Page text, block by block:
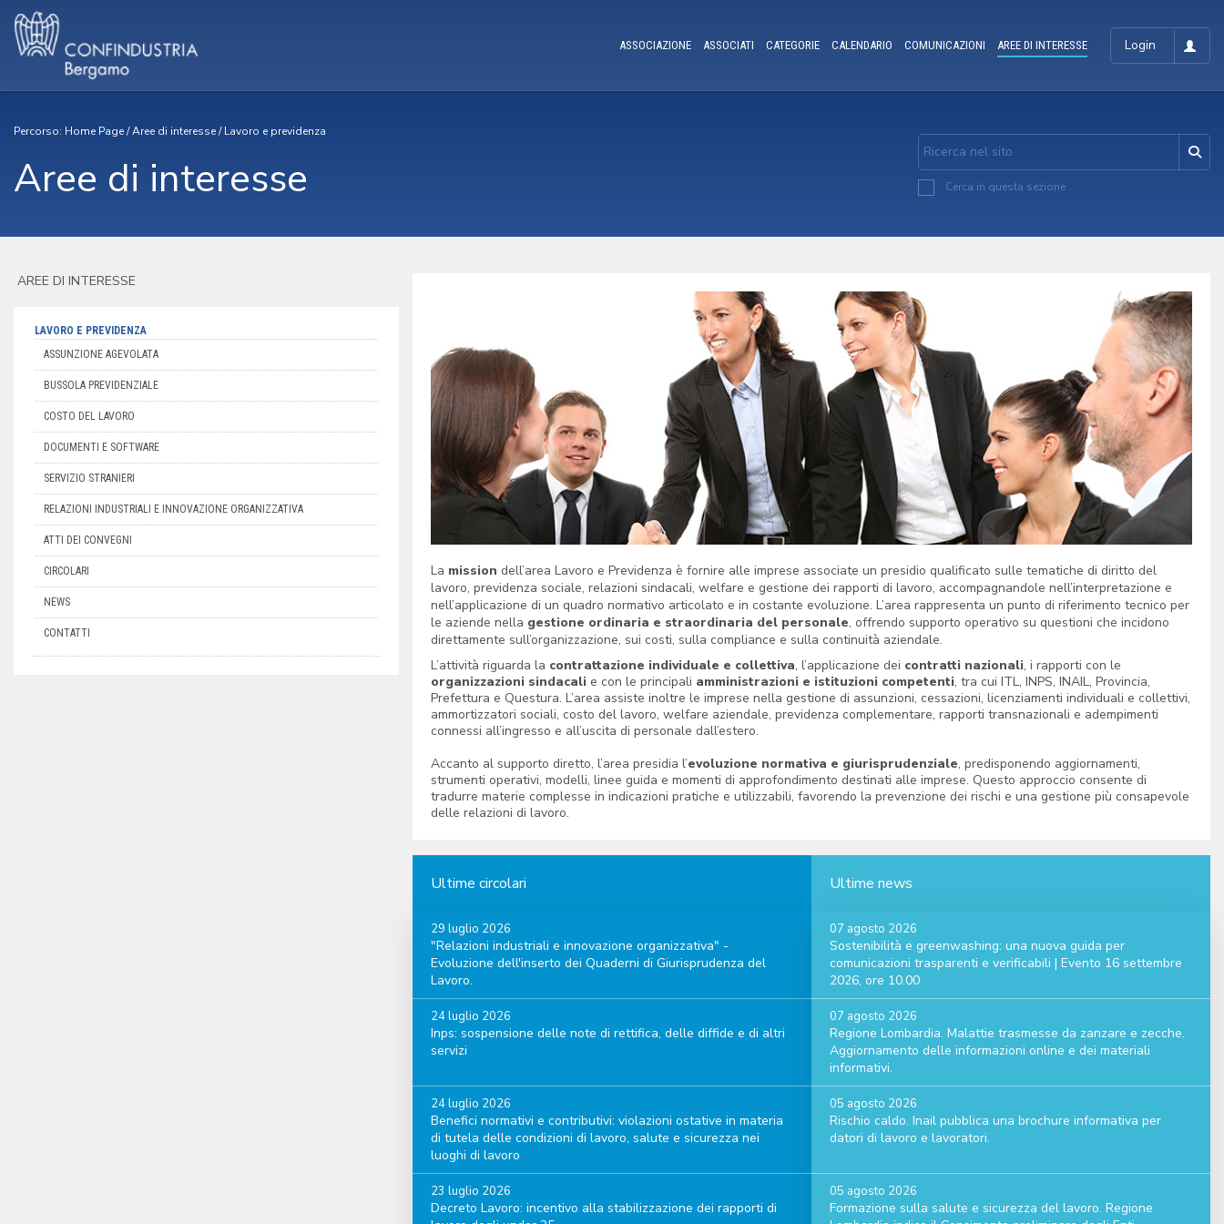
Login
ASSOCIAZIONE ASSOCIATI CATEGORIE CALENDARIO COMUNICAZIONI AREE DI INTERESSE
Percorso: Home Page/Aree di interesse/Lavoro e previdenza
Aree di interesse Cerca in questa sezione
AREE DI INTERESSE
LAVORO E PREVIDENZA
ASSUNZIONE AGEVOLATA
BUSSOLA PREVIDENZIALE
COSTO DEL LAVORO
DOCUMENTI E SOFTWARE
SERVIZIO STRANIERI
RELAZIONI INDUSTRIALI E INNOVAZIONE ORGANIZZATIVA
ATTI DEI CONVEGNI
CIRCOLARI
NEWS
CONTATTI
La mission dell’area Lavoro e Previdenza è fornire alle imprese associate un presidio qualificato sulle tematiche di diritto del
lavoro, previdenza sociale, relazioni sindacali, welfare e gestione dei rapporti di lavoro, accompagnandole nell’interpretazione e
nell’applicazione di un quadro normativo articolato e in costante evoluzione. L’area rappresenta un punto di riferimento tecnico per
le aziende nella gestione ordinaria e straordinaria del personale, offrendo supporto operativo su questioni che incidono
direttamente sull’organizzazione, sui costi, sulla compliance e sulla continuità aziendale.
L’attività riguarda la contrattazione individuale e collettiva, l’applicazione dei contratti nazionali, i rapporti con le
organizzazioni sindacali e con le principali amministrazioni e istituzioni competenti, tra cui ITL, INPS, INAIL, Provincia,
Prefettura e Questura. L’area assiste inoltre le imprese nella gestione di assunzioni, cessazioni, licenziamenti individuali e collettivi,
ammortizzatori sociali, costo del lavoro, welfare aziendale, previdenza complementare, rapporti transnazionali e adempimenti
connessi all’ingresso e all’uscita di personale dall’estero.
Accanto al supporto diretto, l’area presidia l’evoluzione normativa e giurisprudenziale, predisponendo aggiornamenti,
strumenti operativi, modelli, linee guida e momenti di approfondimento destinati alle imprese. Questo approccio consente di
tradurre materie complesse in indicazioni pratiche e utilizzabili, favorendo la prevenzione dei rischi e una gestione più consapevole
delle relazioni di lavoro.
Ultime circolari
29 luglio 2026
"Relazioni industriali e innovazione organizzativa" -
Evoluzione dell'inserto dei Quaderni di Giurisprudenza del
Lavoro.
24 luglio 2026
Inps: sospensione delle note di rettifica, delle diffide e di altri
servizi
24 luglio 2026
Benefici normativi e contributivi: violazioni ostative in materia
di tutela delle condizioni di lavoro, salute e sicurezza nei
luoghi di lavoro
23 luglio 2026
Decreto Lavoro: incentivo alla stabilizzazione dei rapporti di
Ultime news
07 agosto 2026
Sostenibilità e greenwashing: una nuova guida per
comunicazioni trasparenti e verificabili | Evento 16 settembre
2026, ore 10.00
07 agosto 2026
Regione Lombardia. Malattie trasmesse da zanzare e zecche.
Aggiornamento delle informazioni online e dei materiali
informativi.
05 agosto 2026
Rischio caldo. Inail pubblica una brochure informativa per
datori di lavoro e lavoratori.
05 agosto 2026
Formazione sulla salute e sicurezza del lavoro. Regione